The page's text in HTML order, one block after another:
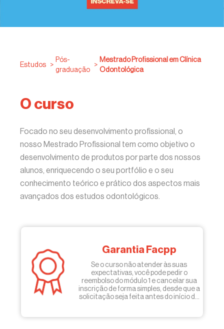
Estudos >
Pós-
graduação
>
Mestrado Profissional em Clínica
Odontológica
O curso
Focado no seu desenvolvimento profissional, o
nosso Mestrado Profissional tem como objetivo o
desenvolvimento de produtos por parte dos nossos
alunos, enriquecendo o seu portfólio e o seu
conhecimento teórico e prático dos aspectos mais
avançados dos estudos odontológicos.
Garantia Facpp
Se o curso não atender às suas
expectativas, você pode pedir o
reembolso do módulo 1 e cancelar sua
inscrição de forma simples, desde que a
solicitação seja feita antes do início do